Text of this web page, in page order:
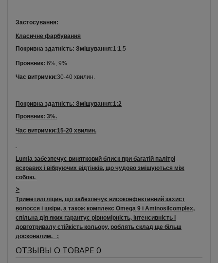
Застосування:
Класичне фарбування
Покривна здатність: Змішування:1:1,5
Проявник: 6%, 9%.
Час витримки:30-40 хвилин.
Покривна здатність: Змішування:1:2
Проявник: 3%.
Час витримки:15-20 хвилин.
Lumia забезпечує винятковий блиск при багатій палітрі
яскравих і вібруючих відтінків, що чудово змішуються між
собою.
>
Триметилгліцин, що забезпечує високоефективний захист
волосся і шкіри, а також комплекс Omega 9 і Aminosilcomplex,
спільна дія яких гарантує рівномірність, інтенсивність і
довготривалу стійкість кольору, роблять склад ще більш
досконалим. ;
ОТЗЫВЫ О ТОВАРЕ 0